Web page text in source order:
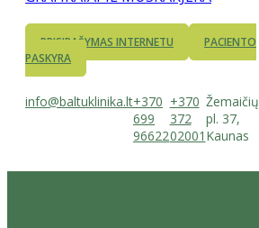
PRISIRAŠYMAS INTERNETU
PACIENTO
PASKYRA
info@baltuklinika.lt+370
699
96622
+370
372
02001
Žemaičių
pl. 37,
Kaunas